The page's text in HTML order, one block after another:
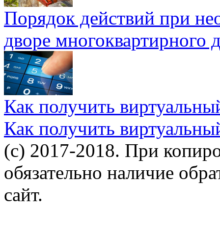
Порядок действий при
дворе многоквартирного
Как получить
Как получить
(c) 2017-2018. При
обязательно наличие
сайт.